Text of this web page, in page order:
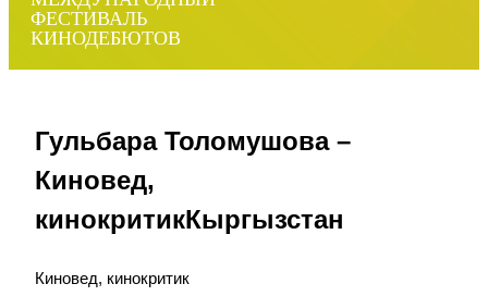
ФЕСТИВАЛЬ
КИНОДЕБЮТОВ
Гульбара Толомушова –
Киновед,
кинокритикКыргызстан
Киновед, кинокритик